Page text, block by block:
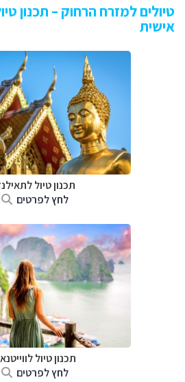
טיולים למזרח הרחוק – תכנון
אישית
תכנון טיול
לחץ לפרטים
תכנון טיול
לחץ לפרטים